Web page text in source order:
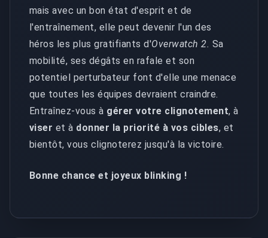
mais avec un bon état d'esprit et de
l'entraînement, elle peut devenir l'un des
héros les plus gratifiants d'Overwatch 2. Sa
mobilité, ses dégâts en rafale et son
potentiel perturbateur font d'elle une menace
que toutes les équipes devraient craindre.
Entraînez-vous à gérer votre clignotement, à
viser et à donner la priorité à vos cibles, et
bientôt, vous clignoterez jusqu'à la victoire.
Bonne chance et joyeux blinking !